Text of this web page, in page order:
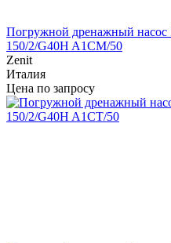
Погружной дренажный
150/2/G40H A1CM/50
Zenit
Италия
Цена по запросу